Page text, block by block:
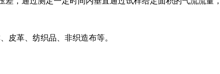
皮革、纺织品、非织造布等。